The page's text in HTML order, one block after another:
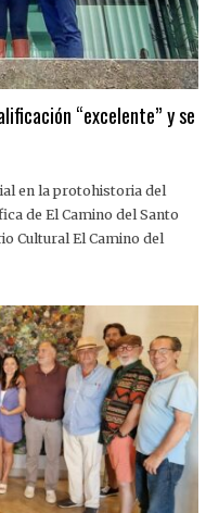
“excelente” y se
en la protohistoria del
de El Camino del Santo
Cultural El Camino del